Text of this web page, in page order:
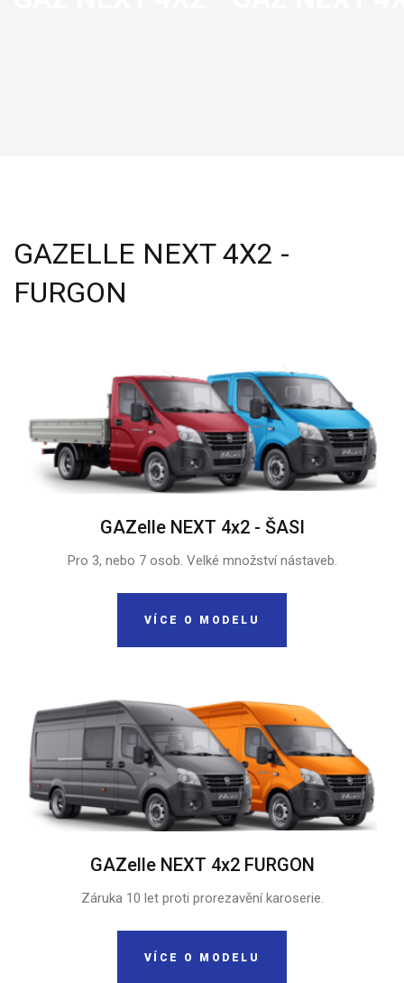
GAZELLE NEXT 4X2 -
FURGON
GAZelle NEXT 4x2 - ŠASI
Pro 3, nebo 7 osob. Velké množství nástaveb.
VÍCE O MODELU
GAZelle NEXT 4x2 FURGON
Záruka 10 let proti prorezavění karoserie.
VÍCE O MODELU